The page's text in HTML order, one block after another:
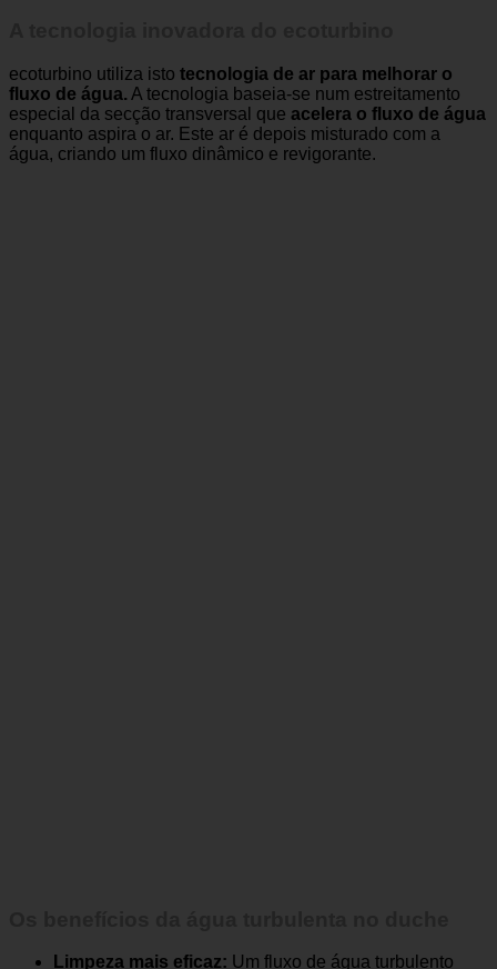
ecoturbino utiliza istotecnologia de ar para melhorar o
fluxo de água.A tecnologia baseia-se num estreitamento
especial da secção transversal queacelera o fluxo de água
enquanto aspira o ar. Este ar é depois misturado com a